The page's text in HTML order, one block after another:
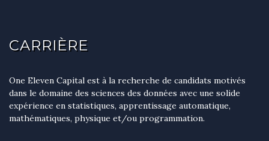
CARRIÈRE
One Eleven Capital est à la recherche de candidats motivés
dans le domaine des sciences des données avec une solide
expérience en statistiques, apprentissage automatique,
mathématiques, physique et/ou programmation.